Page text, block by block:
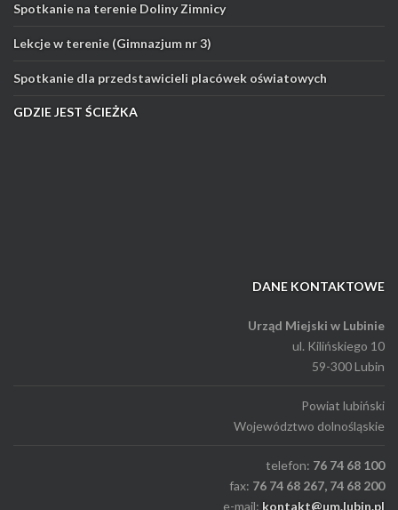
Spotkanie na terenie Doliny Zimnicy
Lekcje w terenie (Gimnazjum nr 3)
Spotkanie dla przedstawicieli placówek oświatowych
GDZIE JEST ŚCIEŻKA
DANE KONTAKTOWE
Urząd Miejski w Lubinie
ul. Kilińskiego 10
59-300 Lubin
Powiat lubiński
Województwo dolnośląskie
telefon: 76 74 68 100
fax: 76 74 68 267, 74 68 200
e-mail: kontakt@um.lubin.pl